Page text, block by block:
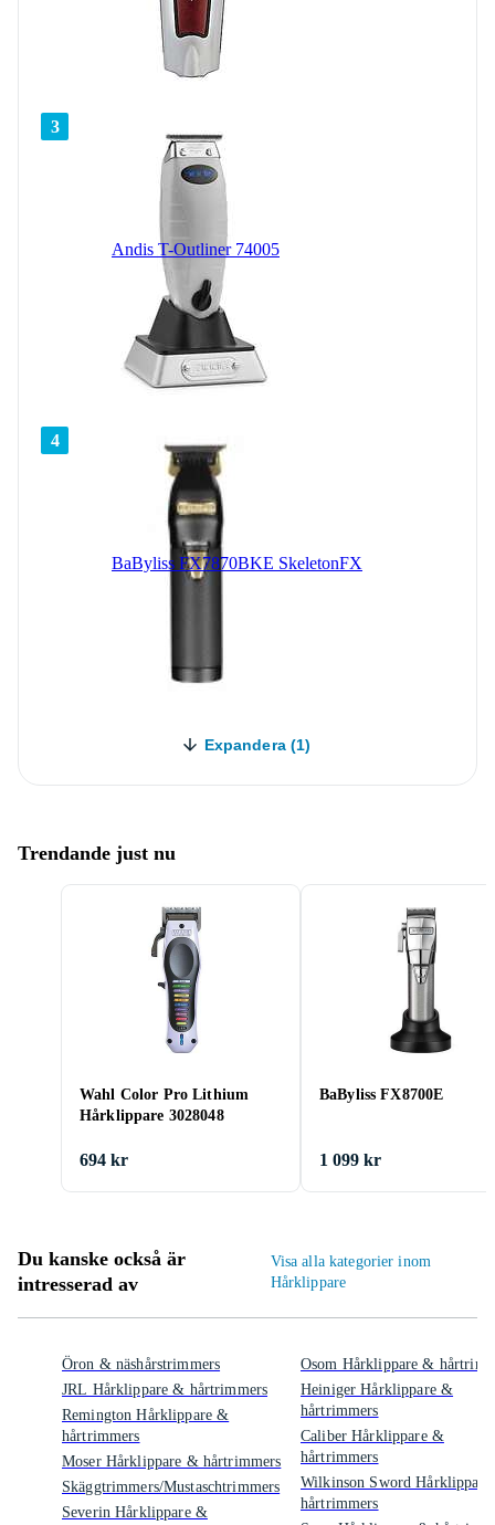
3
Andis T-Outliner 74005
4
BaByliss FX7870BKE SkeletonFX
Expandera (1)
Trendande just nu
Wahl Color Pro Lithium
Hårklippare 3028048
694 kr
BaByliss FX8700E
1 099 kr
Du kanske också är
intresserad av
Visa alla kategorier inom
Hårklippare
Öron & näshårstrimmers
JRL Hårklippare & hårtrimmers
Remington Hårklippare &
hårtrimmers
Moser Hårklippare & hårtrimmers
Skäggtrimmers/Mustaschtrimmers
Severin Hårklippare &
Osom Hårklippare &
Heiniger Hårklippare &
hårtrimmers
Caliber Hårklippare &
hårtrimmers
Wilkinson Sword
hårtrimmers